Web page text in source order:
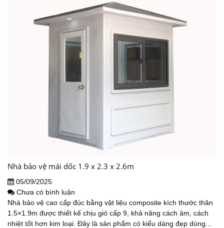
Nhà bảo vệ mái dốc 1.9 x 2.3 x 2.6m
05/09/2025
Chưa có bình luận
Nhà bảo vệ cao cấp đúc bằng vật liệu composite kích thước thân
1.5×1.9m được thiết kế chịu gió cấp 9, khả năng cách âm, cách
nhiệt tốt hơn kim loại. Đây là sản phẩm có kiểu dáng đẹp dùng...